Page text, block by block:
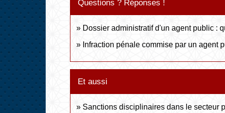
Questions ? Réponses !
Dossier administratif d'un agent public :
Infraction pénale commise par un agent
Et aussi
Sanctions disciplinaires dans le secteur